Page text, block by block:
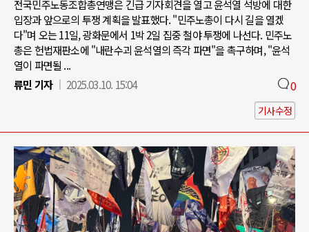
전국민주노동조합총연맹은 긴급 기자회견을 열고 윤석열 석방에 대한
입장과 앞으로의 투쟁 계획을 발표했다. "민주노총이 다시 길을 열겠
다"며 오는 11일, 광화문에서 1박 2일 집중 철야 투쟁에 나선다. 민주노
총은 헌법재판소에 "내란수괴 윤석열의 즉각 파면"을 촉구하며, "윤석
열이 파면될 ...
류민 기자
2025.03.10. 15:04 0
기사수정